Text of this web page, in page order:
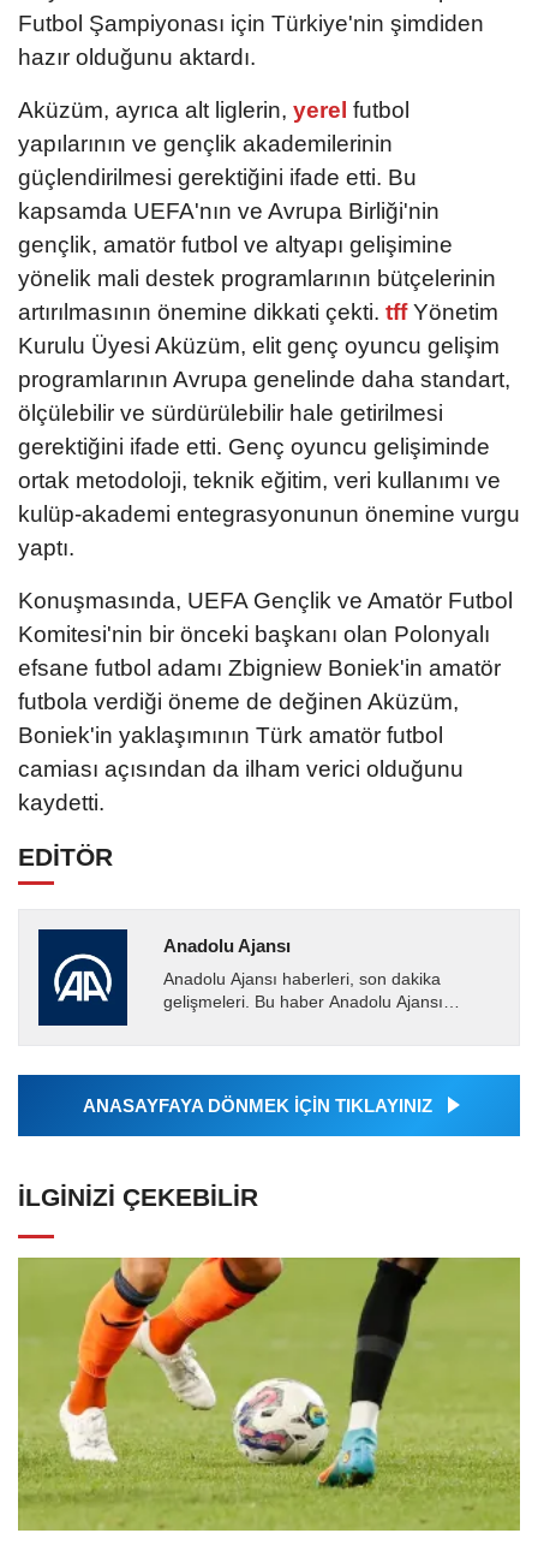
Futbol Şampiyonası için Türkiye'nin şimdiden
hazır olduğunu aktardı.
Aküzüm, ayrıca alt liglerin, yerel futbol
yapılarının ve gençlik akademilerinin
güçlendirilmesi gerektiğini ifade etti. Bu
kapsamda UEFA'nın ve Avrupa Birliği'nin
gençlik, amatör futbol ve altyapı gelişimine
yönelik mali destek programlarının bütçelerinin
artırılmasının önemine dikkati çekti. tffYönetim
Kurulu Üyesi Aküzüm, elit genç oyuncu gelişim
programlarının Avrupa genelinde daha standart,
ölçülebilir ve sürdürülebilir hale getirilmesi
gerektiğini ifade etti. Genç oyuncu gelişiminde
ortak metodoloji, teknik eğitim, veri kullanımı ve
kulüp-akademi entegrasyonunun önemine vurgu
yaptı.
Konuşmasında, UEFA Gençlik ve Amatör Futbol
Komitesi'nin bir önceki başkanı olan Polonyalı
efsane futbol adamı Zbigniew Boniek'in amatör
futbola verdiği öneme de değinen Aküzüm,
Boniek'in yaklaşımının Türk amatör futbol
camiası açısından da ilham verici olduğunu
kaydetti.
EDİTÖR
Anadolu Ajansı
Anadolu Ajansı haberleri, son dakika
gelişmeleri. Bu haber Anadolu Ajansı
tarafından geçilen tüm...
ANASAYFAYA DÖNMEK İÇİN TIKLAYINIZ
İLGINIZI ÇEKEBILIR